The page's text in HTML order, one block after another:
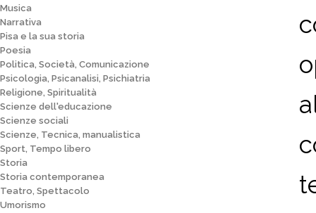
Musica
Narrativa
Pisa e la sua storia
Poesia
Politica, Società, Comunicazione
Psicologia, Psicanalisi, Psichiatria
Religione, Spiritualità
Scienze dell'educazione
Scienze sociali
Scienze, Tecnica, manualistica
Sport, Tempo libero
Storia
Storia contemporanea
Teatro, Spettacolo
Umorismo